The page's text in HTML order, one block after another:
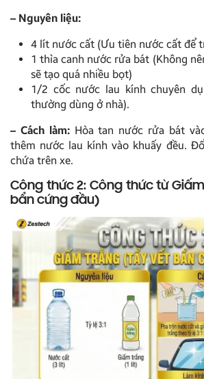
– Nguyên liệu:
4 lít nước cất (Ưu tiên nước cất để
1 thìa canh nước rửa bát (Không
sẽ tạo quá nhiều bọt)
1/2 cốc nước lau kính chuyên
thường dùng ở nhà).
– Cách làm:Hòa tan nước rửa bát
thêm nước lau kính vào khuấy đều.
chứa trên xe.
Công thức 2: Công thức từ
bẩn cứng đầu)